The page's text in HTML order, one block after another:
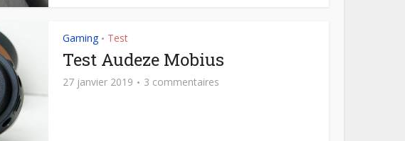
Gaming • Test
Test Audeze Mobius
27 janvier 2019 3 commentaires